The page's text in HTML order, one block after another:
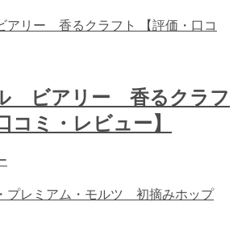
ビアリー 香るクラフ
コミ・レビュー】